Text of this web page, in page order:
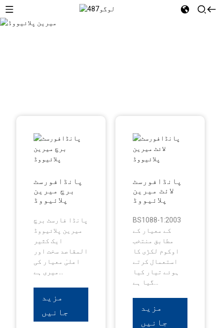
پانڈافورسٹ
برچ میرین
پلائیووڈ
پانڈا فارسٹ برچ
میرین پلائیووڈ
ایک کثیر
المقاصد سخت اور
اعلیٰ معیار کی
مزید
جانیں
پانڈافورسٹ
لائٹ میرین
پلائیووڈ
BS1088-1:2003
کے معیار کے
مطابق منتخب
اوکوم لکڑی کا
استعمال کرتے
ہوئے تیار کیا
مزید
جانیں